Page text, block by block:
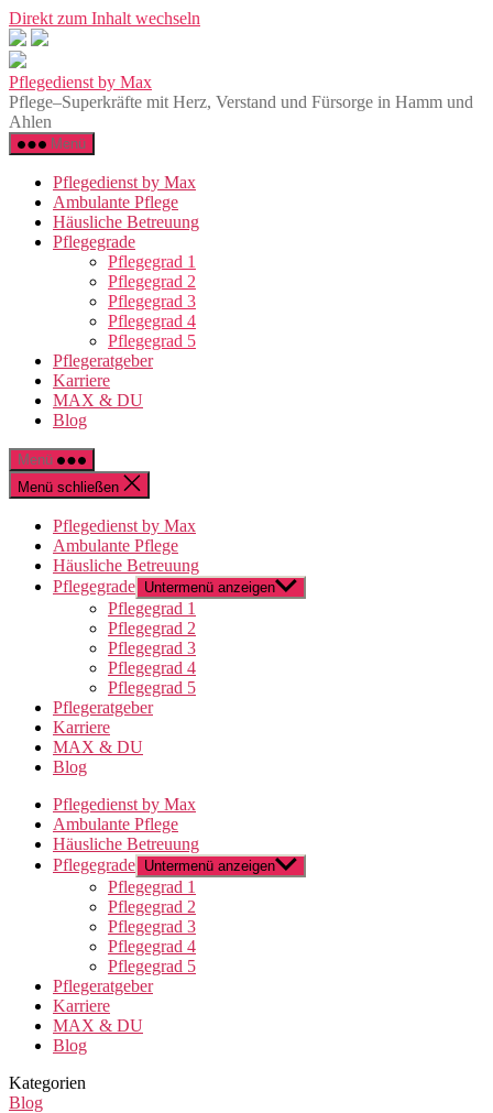
Direkt zum Inhalt wechseln
Pflegedienst by Max
Pflege–Superkräfte mit Herz, Verstand und Fürsorge in Hamm und
Ahlen
Menü
Pflegedienst by Max
Ambulante Pflege
Häusliche Betreuung
Pflegegrade
Pflegegrad 1
Pflegegrad 2
Pflegegrad 3
Pflegegrad 4
Pflegegrad 5
Pflegeratgeber
Karriere
MAX & DU
Blog
Menü
Menü schließen
Pflegedienst by Max
Ambulante Pflege
Häusliche Betreuung
Pflegegrade Untermenü anzeigen
Pflegegrad 1
Pflegegrad 2
Pflegegrad 3
Pflegegrad 4
Pflegegrad 5
Pflegeratgeber
Karriere
MAX & DU
Blog
Pflegedienst by Max
Ambulante Pflege
Häusliche Betreuung
Pflegegrade Untermenü anzeigen
Pflegegrad 1
Pflegegrad 2
Pflegegrad 3
Pflegegrad 4
Pflegegrad 5
Pflegeratgeber
Karriere
MAX & DU
Blog
Kategorien
Blog